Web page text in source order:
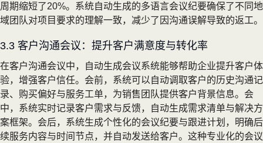
周期缩短了20%。系统自动生成的多语言会议纪要确保了不同地
域团队对项目要求的理解一致，减少了因沟通误解导致的返工。
3.3 客户沟通会议：提升客户满意度与转化率
在客户沟通会议中，自动生成会议系统能够帮助企业提升客户体
验，增强客户信任。会前，系统可以自动调取客户的历史沟通记
录、购买偏好与服务工单，为销售团队提供客户背景信息。会
中，系统实时记录客户需求与反馈，自动生成需求清单与解决方
案框架。会后，系统生成个性化的会议纪要与跟进计划，明确后
续服务内容与时间节点，并自动发送给客户。这种专业化的会议